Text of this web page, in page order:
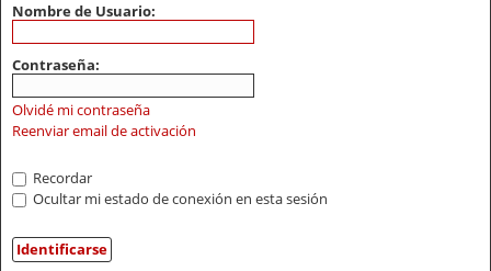
Nombre de Usuario:
Contraseña:
Olvidé mi contraseña
Reenviar email de activación
Recordar
Ocultar mi estado de conexión en esta sesión